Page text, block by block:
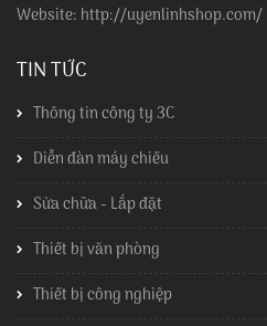
Website: http://uyenlinhshop.com/
TIN TỨC
Thông tin công ty 3C
Diễn đàn máy chiếu
Sửa chữa - Lắp đặt
Thiết bị văn phòng
Thiết bị công nghiệp